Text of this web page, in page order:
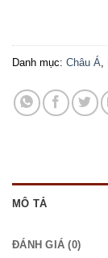
Danh mục: Châu Á
MÔ TẢ
ĐÁNH GIÁ (0)